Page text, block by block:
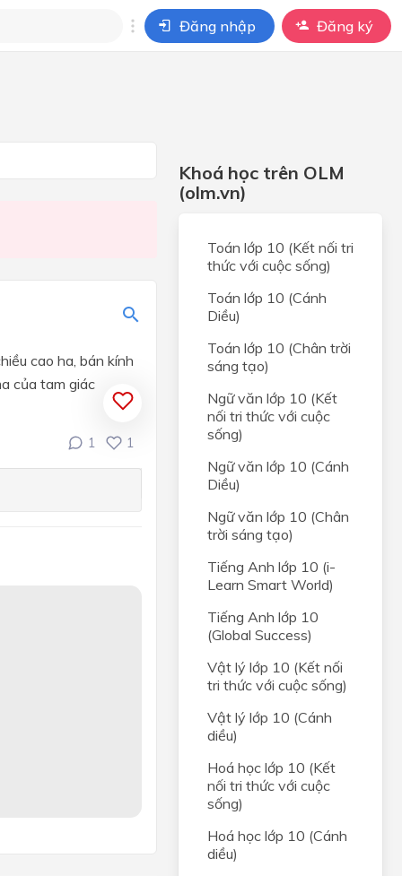
Đăng nhập Đăng ký
cao ha, bán kính
a của tam giác
1 1
Khoá học trên OLM
(olm.vn)
Toán lớp 10 (Kết nối tri
thức với cuộc sống)
Toán lớp 10 (Cánh
Diều)
Toán lớp 10 (Chân trời
sáng tạo)
Ngữ văn lớp 10 (Kết
nối tri thức với cuộc
sống)
Ngữ văn lớp 10 (Cánh
Diều)
Ngữ văn lớp 10 (Chân
trời sáng tạo)
Tiếng Anh lớp 10 (i-
Learn Smart World)
Tiếng Anh lớp 10
(Global Success)
Vật lý lớp 10 (Kết nối
tri thức với cuộc sống)
Vật lý lớp 10 (Cánh
diều)
Hoá học lớp 10 (Kết
nối tri thức với cuộc
sống)
Hoá học lớp 10 (Cánh
diều)